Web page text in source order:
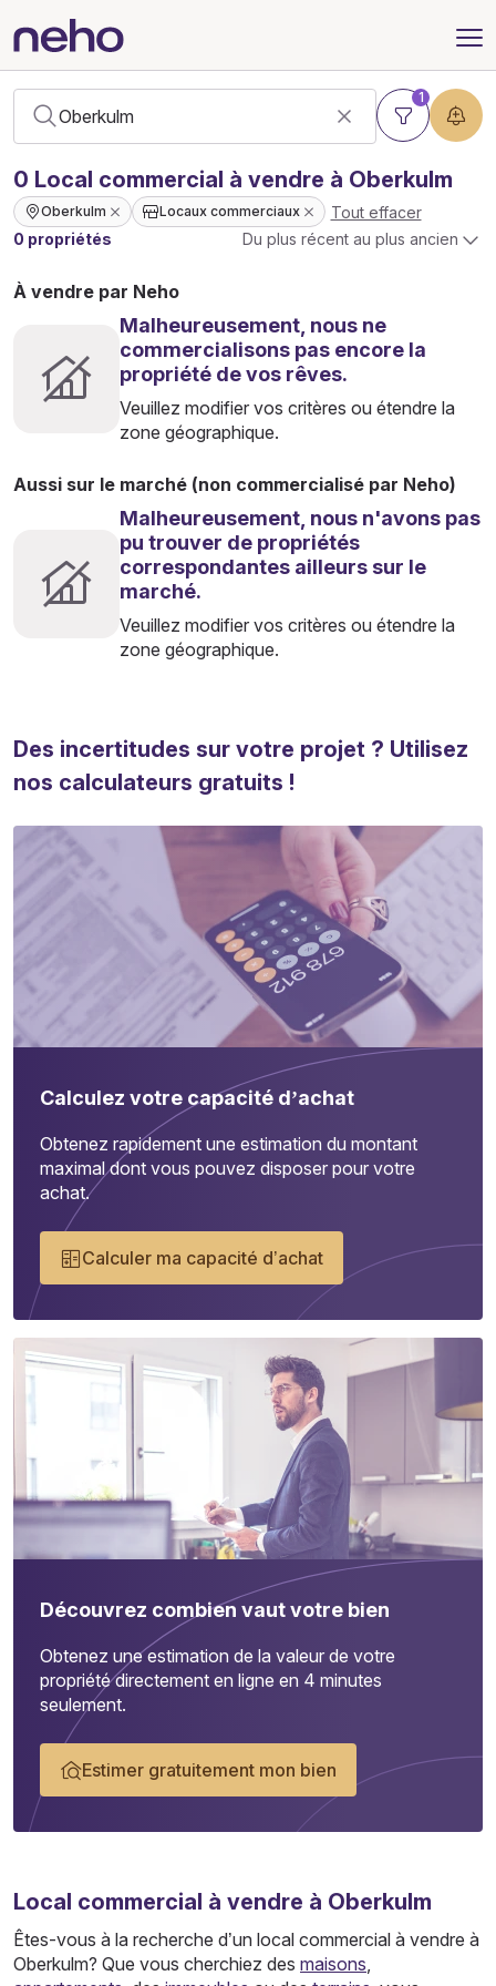
1
0 Local commercial à vendre à Oberkulm
Oberkulm Locaux commerciaux
Tout effacer
0 propriétés
Du plus récent au plus ancien
À vendre par Neho
Malheureusement, nous ne
commercialisons pas encore la
propriété de vos rêves.
Veuillez modifier vos critères ou étendre la
zone géographique.
Aussi sur le marché (non commercialisé par Neho)
Malheureusement, nous n'avons pas
pu trouver de propriétés
correspondantes ailleurs sur le
marché.
Veuillez modifier vos critères ou étendre la
zone géographique.
Des incertitudes sur votre projet ? Utilisez
nos calculateurs gratuits !
Calculez votre capacité d’achat
Obtenez rapidement une estimation du montant
maximal dont vous pouvez disposer pour votre
achat.
Calculer ma capacité d’achat
Découvrez combien vaut votre bien
Obtenez une estimation de la valeur de votre
propriété directement en ligne en 4 minutes
seulement.
Estimer gratuitement mon bien
Local commercial à vendre à Oberkulm
Êtes-vous à la recherche d’un local commercial à vendre à
Oberkulm? Que vous cherchiez des maisons,